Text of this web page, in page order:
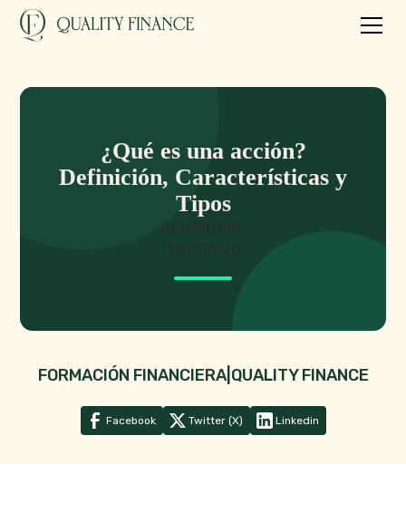
¿Qué es una acción?
Definición, Características y
Tipos
Actualizado:
13/6/2026
FORMACIÓN FINANCIERA| QUALITY FINANCE
Facebook Twitter (X) Linkedin